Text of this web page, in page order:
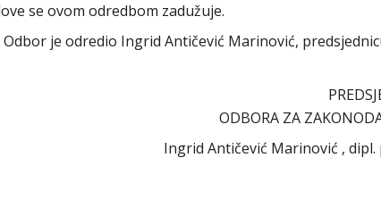
se ovom odredbom zadužuje.
je odredio Ingrid Antičević Marinović,
ODBORA ZA
Ingrid Antičević Marinović ,